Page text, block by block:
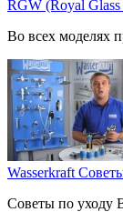
RGW (Royal
Во всех моделях
Wasserkraft
Советы по уходу